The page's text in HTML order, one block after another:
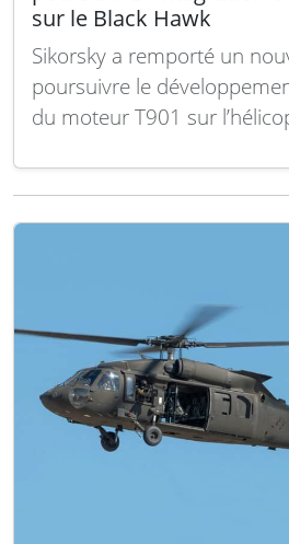
sur le Black Hawk
Sikorsky a remporté un
poursuivre le
du moteur T901 sur
programme amélioré